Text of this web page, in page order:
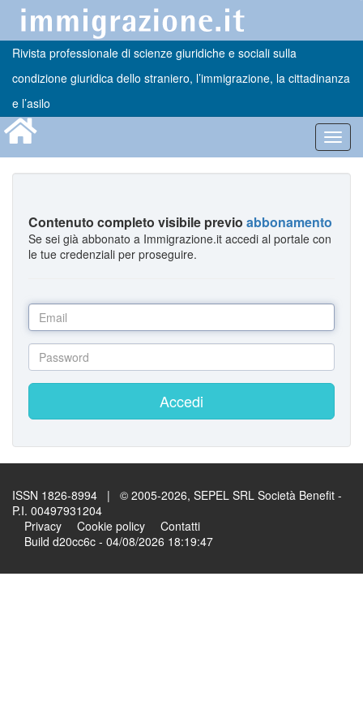
Rivista professionale di scienze giuridiche e sociali sulla
condizione giuridica dello straniero, l’immigrazione, la cittadinanza
e l’asilo
Contenuto completo visibile previo abbonamento
Se sei già abbonato a Immigrazione.it accedi al portale con
le tue credenziali per proseguire.
Accedi
ISSN 1826-8994 | © 2005-2026, SEPEL SRL Società Benefit -
P.I. 00497931204
Privacy
Cookie policy
Contatti
Build d20cc6c - 04/08/2026 18:19:47